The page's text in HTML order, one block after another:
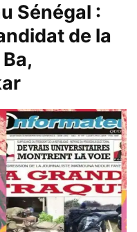
Sénégal :
de la